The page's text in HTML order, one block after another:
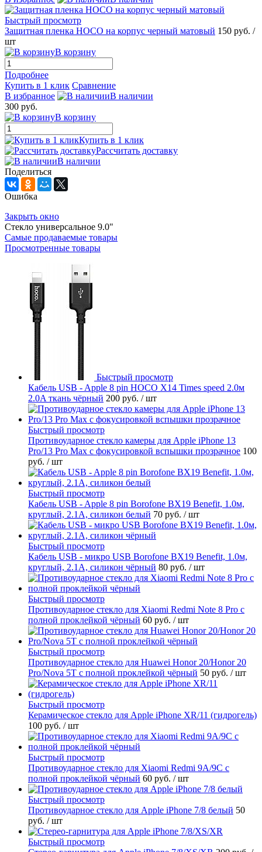
Быстрый просмотр
Защитная пленка HOCO на корпус черный матовый 150 руб. /
шт
В корзину
Подробнее
Купить в 1 клик Сравнение
В избранное
В наличии
300 руб.
В корзину
Купить в 1 клик
Рассчитать доставку
В наличии
Поделиться
Ошибка
Закрыть окно
Стекло универсальное 9.0"
Самые продаваемые товары
Просмотренные товары
Быстрый просмотр
Кабель USB - Apple 8 pin HOCO X14 Times speed 2.0м
2.0A ткань чёрный 200 руб. / шт
Быстрый просмотр
Противоударное стекло камеры для Apple iPhone 13
Pro/13 Pro Max с фокусировкой вспышки прозрачное 100
руб. / шт
Быстрый просмотр
Кабель USB - Apple 8 pin Borofone BX19 Benefit, 1.0м,
круглый, 2.1A, силикон белый 70 руб. / шт
Быстрый просмотр
Кабель USB - микро USB Borofone BX19 Benefit, 1.0м,
круглый, 2.1A, силикон чёрный 80 руб. / шт
Быстрый просмотр
Противоударное стекло для Xiaomi Redmi Note 8 Pro с
полной проклейкой чёрный 60 руб. / шт
Быстрый просмотр
Противоударное стекло для Huawei Honor 20/Honor 20
Pro/Nova 5T с полной проклейкой чёрный 50 руб. / шт
Быстрый просмотр
Керамическое стекло для Apple iPhone XR/11 (гидрогель)
100 руб. / шт
Быстрый просмотр
Противоударное стекло для Xiaomi Redmi 9A/9C с
полной проклейкой чёрный 60 руб. / шт
Быстрый просмотр
Противоударное стекло для Apple iPhone 7/8 белый 50
руб. / шт
Быстрый просмотр